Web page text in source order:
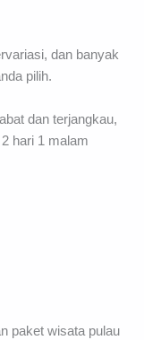
dan banyak
pilih.
dan terjangkau,
hari 1 malam
paket wisata pulau